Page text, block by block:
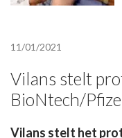
11/01/2021
Vilans stelt
BioNtech/
Vilans stelt het